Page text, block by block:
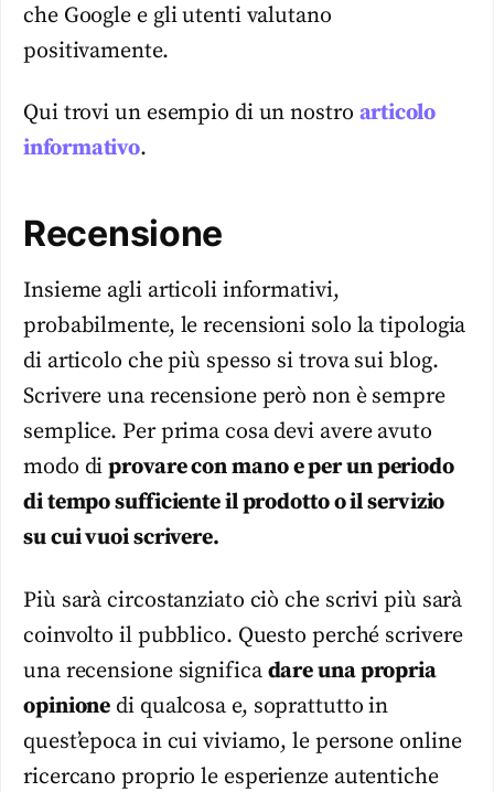
che Google e gli utenti valutano
positivamente.
Qui trovi un esempio di un nostro articolo
informativo.
Recensione
Insieme agli articoli informativi,
probabilmente, le recensioni solo la tipologia
di articolo che più spesso si trova sui blog.
Scrivere una recensione però non è sempre
semplice. Per prima cosa devi avere avuto
modo diprovare con mano e per un periodo
di tempo sufficiente il prodotto o il servizio
su cui vuoi scrivere.
Più sarà circostanziato ciò che scrivi più sarà
coinvolto il pubblico. Questo perché scrivere
una recensione significa dare una propria
opinione di qualcosa e, soprattutto in
quest’epoca in cui viviamo, le persone online
ricercano proprio le esperienze autentiche